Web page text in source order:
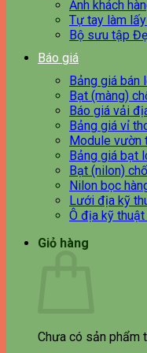
Ảnh khách
Tự tay làm
Bộ sưu tập
Báo giá
Bảng giá bán
Bạt (màng)
Báo giá vải
Bảng giá vỉ
Module vườn
Bảng giá bạt
Bạt (nilon)
Nilon bọc
Lưới địa kỹ
Ô địa kỹ
Giỏ hàng
Chưa có sản phẩm